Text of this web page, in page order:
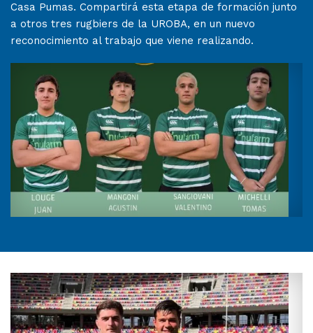
Casa Pumas. Compartirá esta etapa de formación junto
a otros tres rugbiers de la UROBA, en un nuevo
reconocimiento al trabajo que viene realizando.